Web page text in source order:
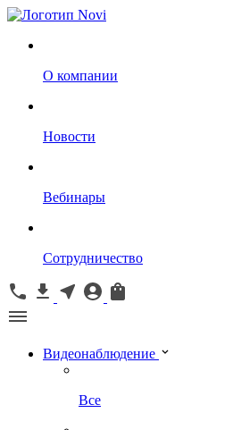
О компании
Новости
Вебинары
Сотрудничество
Видеонаблюдение
Все